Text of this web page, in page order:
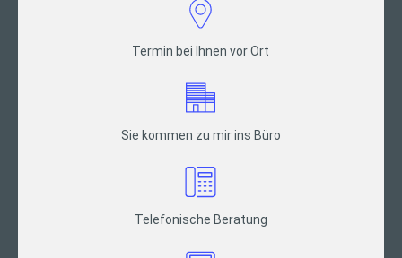
Termin bei Ihnen vor Ort
Sie kommen zu mir ins Büro
Telefonische Beratung